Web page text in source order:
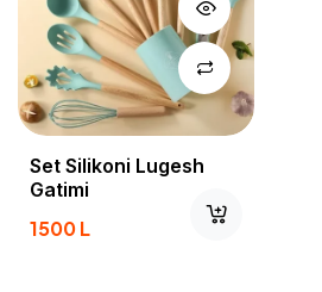
Set Silikoni Lugesh
Gatimi
1500L